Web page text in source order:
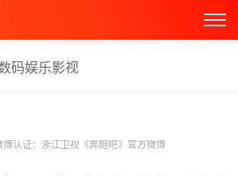
码娱乐影视
博认证：浙江卫视《奔跑吧》官方微博